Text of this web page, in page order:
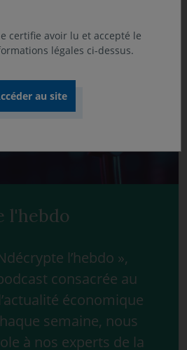
l'hebdo
l’hebdo »,
consacrée au
économique
semaine, nous
à nos experts de la
certifie avoir lu et accepté le
légales ci-dessus.